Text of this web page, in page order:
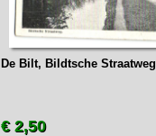
De Bilt, Bildtsche Straatweg
€ 2,50